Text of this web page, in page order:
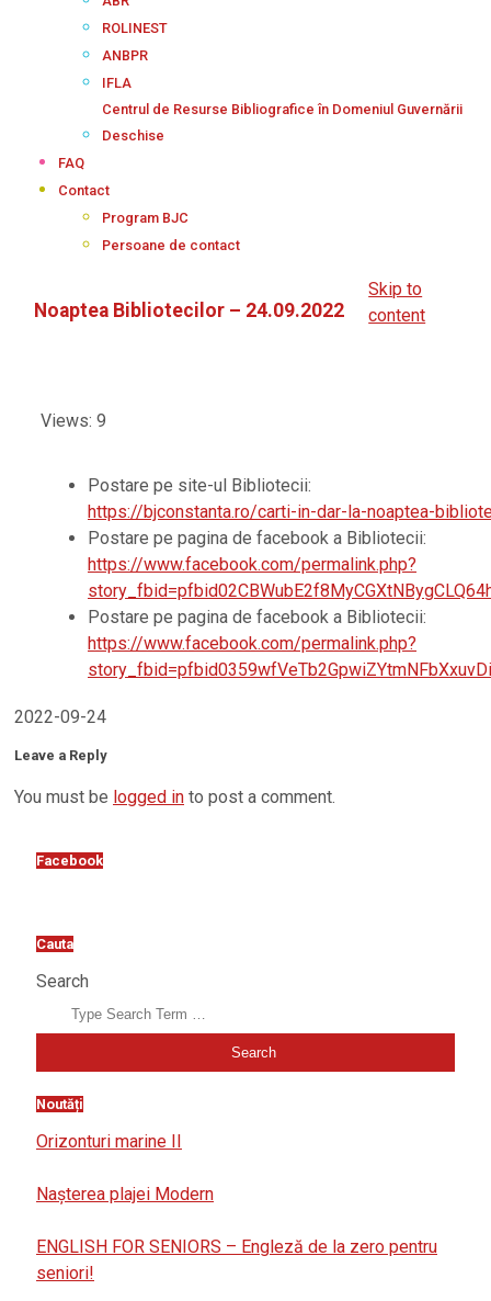
ROLINEST
ANBPR
IFLA
Centrul de Resurse Bibliografice în Domeniul Guvernării
Deschise
FAQ
Contact
Program BJC
Persoane de contact
Noaptea Bibliotecilor – 24.09.2022
Views: 9
Postare pe site-ul Bibliotecii:
https://bjconstanta.ro/carti-in-dar-la-noaptea-
Postare pe pagina de facebook a Bibliotecii:
https://www.facebook.com/permalink.php?
Postare pe pagina de facebook a Bibliotecii:
https://www.facebook.com/permalink.php?
2022-09-24
Leave a Reply
You must be logged in to post a comment.
Facebook
Cauta
Search
Noutăți
Orizonturi marine II
Nașterea plajei Modern
ENGLISH FOR SENIORS – Engleză de la zero pentru
seniori!
Skip to
content